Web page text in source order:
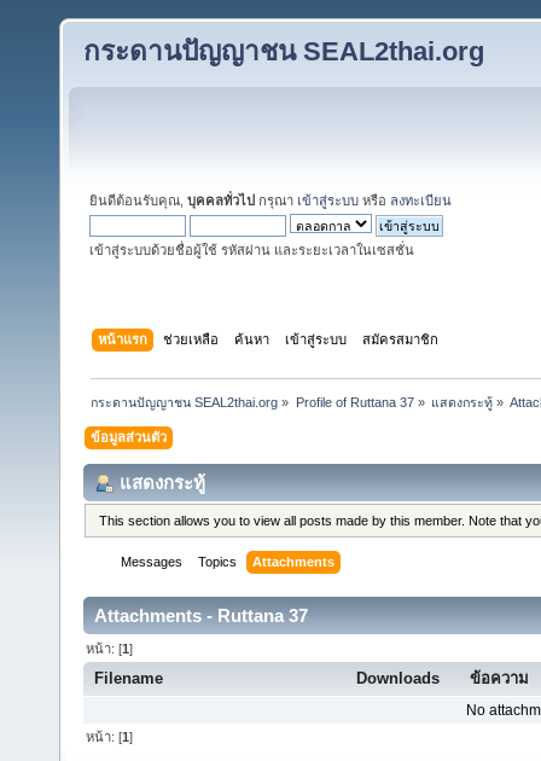
กระดานปัญญาชน SEAL2thai.org
ยินดีต้อนรับคุณ, บุคคลทั่วไป กรุณา เข้าสู่ระบบ หรือ ลงทะเบียน
เข้าสู่ระบบด้วยชื่อผู้ใช้ รหัสผ่าน และระยะเวลาในเซสชั่น
หน้าแรก ช่วยเหลือ ค้นหา เข้าสู่ระบบ สมัครสมาชิก
กระดานปัญญาชน SEAL2thai.org » Profile of Ruttana 37» แสดงกระทู้»
ข้อมูลส่วนตัว
แสดงกระทู้
This section allows you to view all posts made by this member. Note that
Messages Topics Attachments
Attachments - Ruttana 37
หน้า: [1]
Filename Downloads ข้อความ
No
หน้า: [1]